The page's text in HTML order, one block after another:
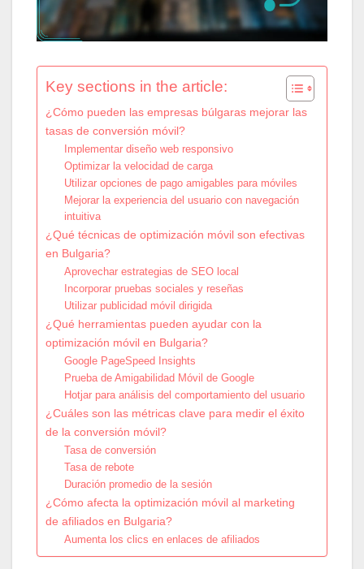
Key sections in the article:
¿Cómo pueden las empresas búlgaras mejorar las
tasas de conversión móvil?
Implementar diseño web responsivo
Optimizar la velocidad de carga
Utilizar opciones de pago amigables para móviles
Mejorar la experiencia del usuario con navegación
intuitiva
¿Qué técnicas de optimización móvil son efectivas
en Bulgaria?
Aprovechar estrategias de SEO local
Incorporar pruebas sociales y reseñas
Utilizar publicidad móvil dirigida
¿Qué herramientas pueden ayudar con la
optimización móvil en Bulgaria?
Google PageSpeed Insights
Prueba de Amigabilidad Móvil de Google
Hotjar para análisis del comportamiento del usuario
¿Cuáles son las métricas clave para medir el éxito
de la conversión móvil?
Tasa de conversión
Tasa de rebote
Duración promedio de la sesión
¿Cómo afecta la optimización móvil al marketing
de afiliados en Bulgaria?
Aumenta los clics en enlaces de afiliados